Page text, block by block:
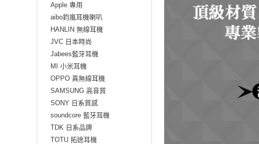
Apple 專用
aibo鈞嵐耳機喇叭
HANLIN 無線耳機
JVC 日本時尚
Jabees藍牙耳機
MI 小米耳機
OPPO 真無線耳機
SAMSUNG 高音質
SONY 日系質感
soundcore 藍牙耳機
TDK 日系品牌
TOTU 拓途耳機